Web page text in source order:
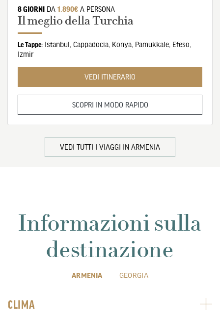
8 GIORNI DA 1.890€ A PERSONA
Il meglio della Turchia
Le Tappe: Istanbul, Cappadocia, Konya, Pamukkale, Efeso,
Izmir
VEDI ITINERARIO
SCOPRI IN MODO RAPIDO
VEDI TUTTI I VIAGGI IN ARMENIA
Informazioni sulla
destinazione
ARMENIA GEORGIA
CLIMA